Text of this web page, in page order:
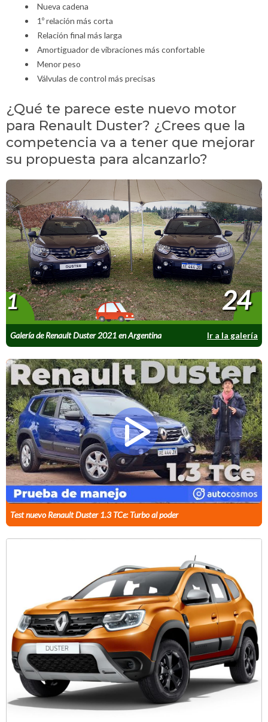
Nueva cadena
1º relación más corta
Relación final más larga
Amortiguador de vibraciones más confortable
Menor peso
Válvulas de control más precisas
¿Qué te parece este nuevo motor
para Renault Duster? ¿Crees que la
competencia va a tener que mejorar
su propuesta para alcanzarlo?
Galería de Renault Duster 2021 en Argentina Ir a la galería
1 24
Test nuevo Renault Duster 1.3 TCe: Turbo al poder